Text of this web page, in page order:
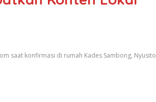
saat konfirmasi di rumah Kades Sambong, Nyusito